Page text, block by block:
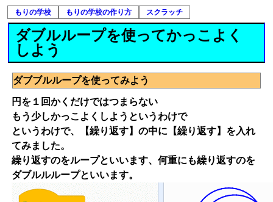
もりの学校 もりの学校の作り方 スクラッチ
ダブルループを使ってかっこよく
しよう
ダブブルループを使ってみよう
円を１回かくだけではつまらない
もう少しかっこよくしようというわけで
というわけで、【繰り返す】の中に【繰り返す】を入れ
てみました。
繰り返すのをループといいます、何重にも繰り返すのを
ダブルルループといいます。